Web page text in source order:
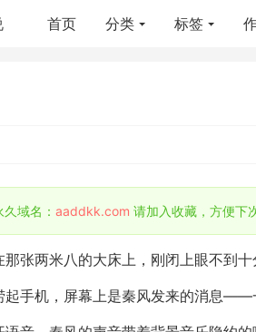
首页 分类 标签
域名： aaddkk.com 请加入收藏，方便下
那张两米八的大床上，刚闭上眼不到十
起手机，屏幕上是秦风发来的消息——